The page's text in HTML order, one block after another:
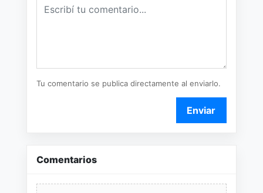
Tu comentario se publica directamente al enviarlo.
Enviar
Comentarios